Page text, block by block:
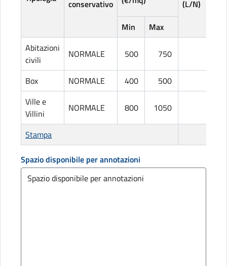
conservativo
(L/N)
Min
Max
Abitazioni
civili
NORMALE 500 750
Box NORMALE 400 500
Ville e
Villini
NORMALE 800 1050
Stampa
Spazio disponibile per annotazioni